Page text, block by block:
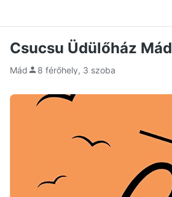
Csucsu Üdülőház Mád
Mád 8 férőhely, 3 szoba